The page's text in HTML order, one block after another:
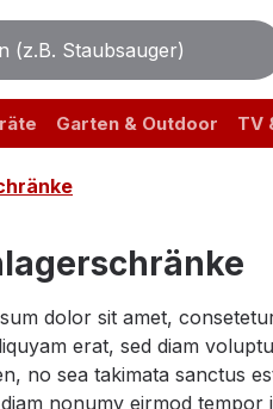
Garten & Outdoor TV
dolor sit amet,
erat, sed diam
no sea takimata sanctus
nonumy eirmod